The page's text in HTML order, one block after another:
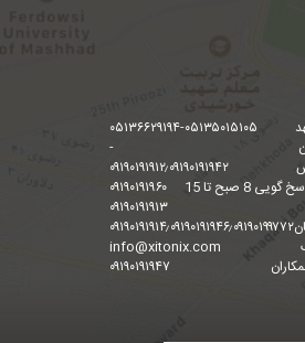
۰۵۱۳۶۶۲۹۱۹۴-۰۵۱۳۵۰۱۵۱۰۵
-
۰۹۱۹۰۱۹۱۹۱۲٫۰۹۱۹۰۱۹۱۹۴۲
8 صبح تا 15
۰۹۱۹۰۱۹۱۹۶۰
۰۹۱۹۰۱۹۱۹۱۳
۰۹۱۹۰۱۹۱۹۱۴٫۰۹۱۹۰۱۹۱۹۴۶٫۰۹۱۹۰۱۹۹۷۷۲
info@xitonix.com
۰۹۱۹۰۱۹۱۹۴۷